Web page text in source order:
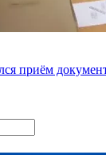
приём